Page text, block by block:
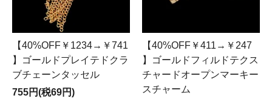
【40%OFF￥1234→￥741
】ゴールドプレイテドクラ
ブチェーンタッセル
755円(税69円)
【40%OFF￥411→￥247
】ゴールドフィルドテクス
チャードオープンマーキー
スチャーム